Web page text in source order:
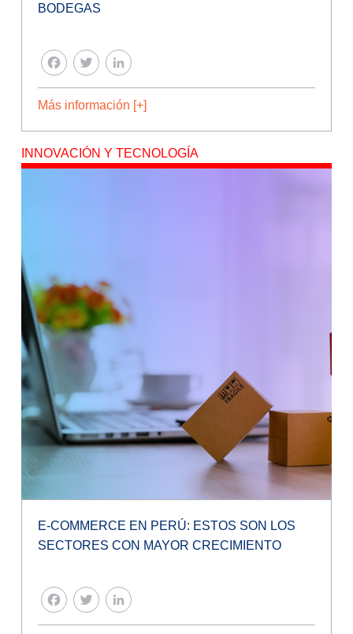
BODEGAS
FACEBOOK
TWITTER
Más información [+]
INNOVACIÓN Y TECNOLOGÍA
E-COMMERCE EN PERÚ: ESTOS SON LOS
SECTORES CON MAYOR CRECIMIENTO
FACEBOOK
TWITTER